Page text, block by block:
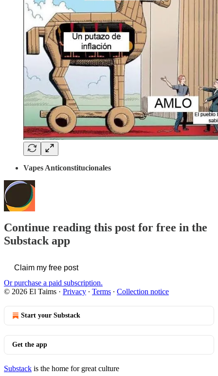
Vapes Anticonstitucionales
Continue reading this post for free in the
Substack app
Claim my free post
Or purchase a paid subscription.
© 2026 El Taims · Privacy ∙ Terms ∙ Collection notice
Start your Substack
Get the app
Substack is the home for great culture